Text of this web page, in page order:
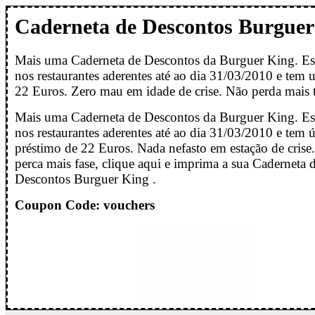
Caderneta de Descontos
Mais uma Caderneta de Descontos da Burguer King.
nos restaurantes aderentes até ao dia 31/03/2010 e tem
22 Euros. Zero mau em idade de crise. Não perda mais
Mais uma Caderneta de Descontos da Burguer King.
nos restaurantes aderentes até ao dia 31/03/2010 e tem
préstimo de 22 Euros. Nada nefasto em estação de
perca mais fase, clique aqui e imprima a sua Caderneta
Descontos Burguer King .
Coupon Code: vouchers